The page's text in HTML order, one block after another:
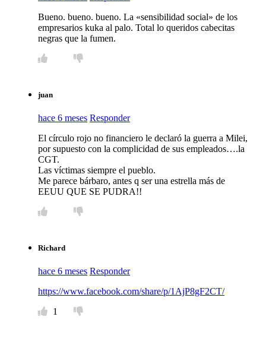
Bueno. bueno. bueno. La «sensibilidad social» de los
empresarios kuka al palo. Total lo queridos cabecitas
negras que la fumen.
juan
hace 6 meses Responder
El círculo rojo no financiero le declaró la guerra a Milei,
por supuesto con la complicidad de sus empleados….la
CGT.
Las víctimas siempre el pueblo.
Me parece bárbaro, antes q ser una estrella más de
EEUU QUE SE PUDRA!!
Richard
hace 6 meses Responder
https://www.facebook.com/share/p/1AjP8gF2CT/
1